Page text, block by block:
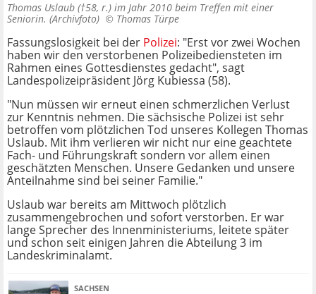
Thomas Uslaub (†58, r.) im Jahr 2010 beim Treffen mit einer
Seniorin. (Archivfoto) © Thomas Türpe
Fassungslosigkeit bei der Polizei: "Erst vor zwei Wochen
haben wir den verstorbenen Polizeibediensteten im
Rahmen eines Gottesdienstes gedacht", sagt
Landespolizeipräsident Jörg Kubiessa (58).
"Nun müssen wir erneut einen schmerzlichen Verlust
zur Kenntnis nehmen. Die sächsische Polizei ist sehr
betroffen vom plötzlichen Tod unseres Kollegen Thomas
Uslaub. Mit ihm verlieren wir nicht nur eine geachtete
Fach- und Führungskraft sondern vor allem einen
geschätzten Menschen. Unsere Gedanken und unsere
Anteilnahme sind bei seiner Familie."
Uslaub war bereits am Mittwoch plötzlich
zusammengebrochen und sofort verstorben. Er war
lange Sprecher des Innenministeriums, leitete später
und schon seit einigen Jahren die Abteilung 3 im
Landeskriminalamt.
SACHSEN